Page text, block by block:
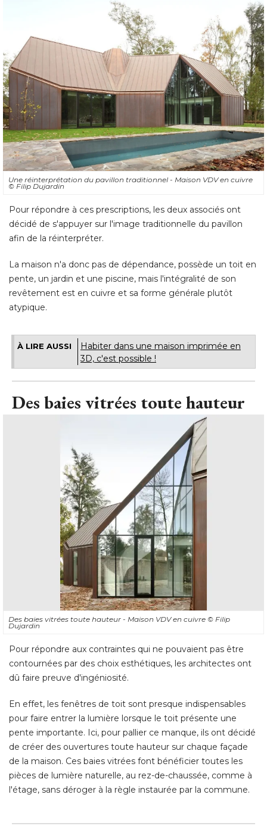
Une réinterprétation du pavillon traditionnel - Maison VDV en cuivre
© Filip Dujardin
Pour répondre à ces prescriptions, les deux associés ont
décidé de s'appuyer sur l'image traditionnelle du pavillon
afin de la réinterpréter.
La maison n'a donc pas de dépendance, possède un toit en
pente, un jardin et une piscine, mais l'intégralité de son
revêtement est en cuivre et sa forme générale plutôt
atypique.
À LIRE AUSSI
Habiter dans une maison imprimée en
3D, c'est possible !
Des baies vitrées toute hauteur
Des baies vitrées toute hauteur - Maison VDV en cuivre © Filip
Dujardin
Pour répondre aux contraintes qui ne pouvaient pas être
contournées par des choix esthétiques, les architectes ont
dû faire preuve d'ingéniosité.
En effet, les fenêtres de toit sont presque indispensables
pour faire entrer la lumière lorsque le toit présente une
pente importante. Ici, pour pallier ce manque, ils ont décidé
de créer des ouvertures toute hauteur sur chaque façade
de la maison. Ces baies vitrées font bénéficier toutes les
pièces de lumière naturelle, au rez-de-chaussée, comme à
l'étage, sans déroger à la règle instaurée par la commune.